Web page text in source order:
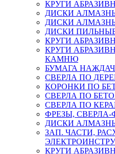
КРУГИ
ДИСКИ
ДИСКИ
ДИСКИ
КРУГИ
КРУГИ
КАМНЮ
БУМАГА
СВЕРЛА ПО
КОРОНКИ ПО
СВЕРЛА ПО
СВЕРЛА ПО
ФРЕЗЫ, СВЕРЛА-
ДИСКИ
ЗАП. ЧАСТИ,
КРУГИ